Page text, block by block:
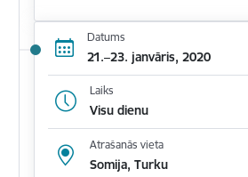
Datums
21.–23. janvāris, 2020
Laiks
Visu dienu
Atrašanās vieta
Somija, Turku